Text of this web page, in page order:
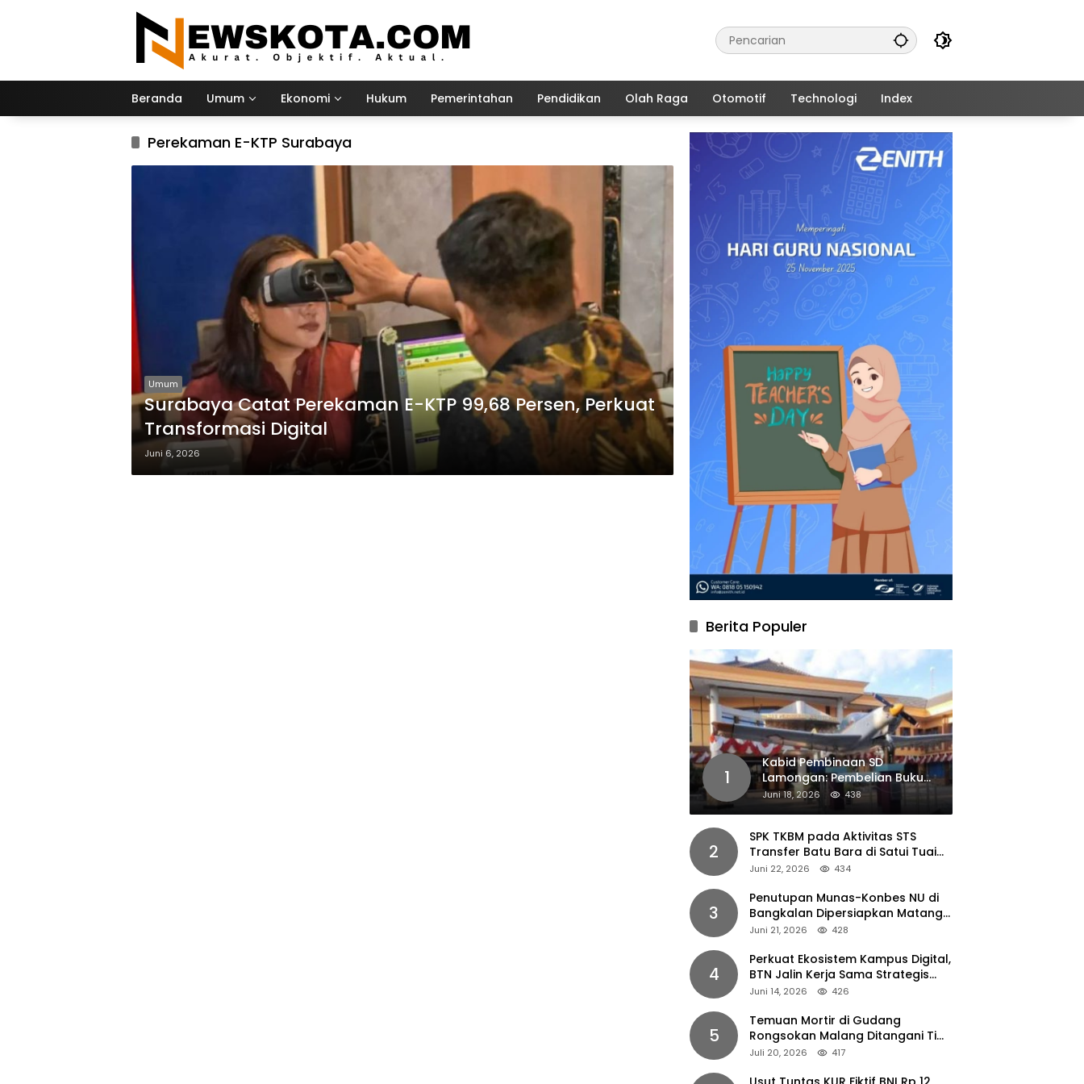
Beranda Umum Ekonomi Hukum Pemerintahan Pendidikan Olah Raga Otomotif Technologi Index
Perekaman E-KTP Surabaya
Umum
Surabaya Catat Perekaman E-KTP 99,68 Persen, Perkuat
Transformasi Digital
Juni 6, 2026
Berita Populer
1
Kabid Pembinaan SD
Lamongan: Pembelian Buku
Pendamping Tidak Boleh
Dipaksakan
Juni 18, 2026 438
2
SPK TKBM pada Aktivitas STS
Transfer Batu Bara di Satui Tuai
Sorotan
Juni 22, 2026 434
3
Penutupan Munas-Konbes NU di
Bangkalan Dipersiapkan Matang,
Gus Ipul Turun Tangan
Juni 21, 2026 428
4
Perkuat Ekosistem Kampus Digital,
BTN Jalin Kerja Sama Strategis
dengan UNAIR
Juni 14, 2026 426
5
Temuan Mortir di Gudang
Rongsokan Malang Ditangani Tim
Gegana Polda Jatim
Juli 20, 2026 417